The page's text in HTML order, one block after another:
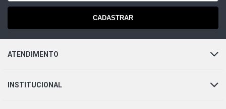
CADASTRAR
ATENDIMENTO
INSTITUCIONAL